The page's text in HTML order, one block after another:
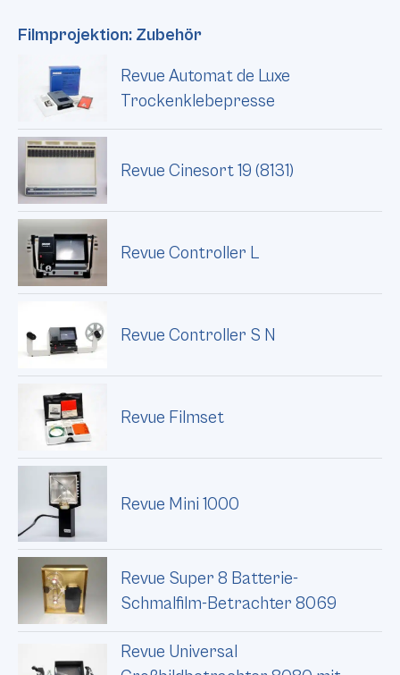
Filmprojektion: Zubehör
Revue Automat de Luxe
Trockenklebepresse
Revue Cinesort 19 (8131)
Revue Controller L
Revue Controller S N
Revue Filmset
Revue Mini 1000
Revue Super 8 Batterie-
Schmalfilm-Betrachter 8069
Revue Universal